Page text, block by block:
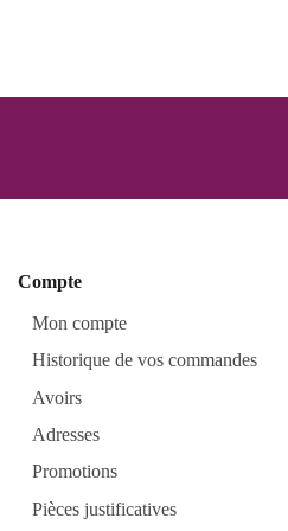
Compte
Mon compte
Historique de vos commandes
Avoirs
Adresses
Promotions
Pièces justificatives